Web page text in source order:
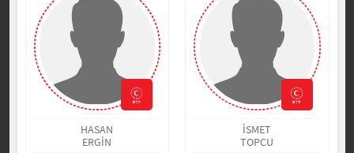
HASAN
ERGİN
İSMET
TOPCU